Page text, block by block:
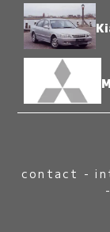
contact -
-